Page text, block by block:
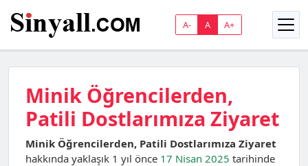
A- A A+
Minik Öğrencilerden,
Patili Dostlarımıza Ziyaret
Minik Öğrencilerden, Patili Dostlarımıza Ziyaret
hakkında yaklaşık 1 yıl önce 17 Nisan 2025 tarihinde